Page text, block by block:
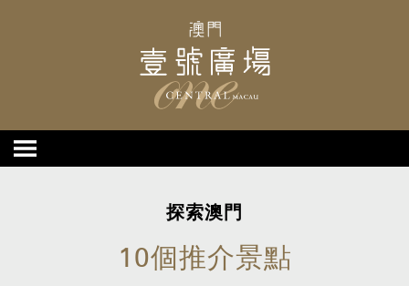
探索澳門
10個推介景點